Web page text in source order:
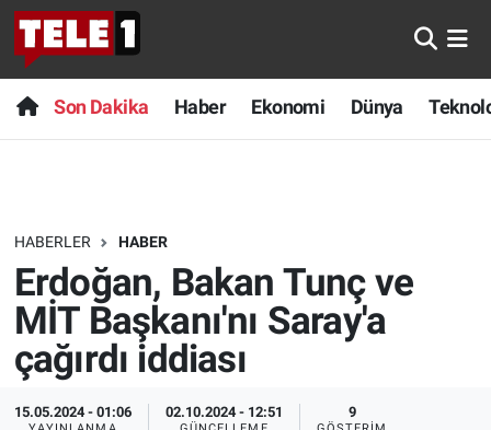
Son Dakika Haber Ekonomi Dünya
HABERLER HABER
Erdoğan, Bakan Tunç ve
MİT Başkanı'nı Saray'a
çağırdı iddiası
15.05.2024 - 01:06 02.10.2024 - 12:51 9
Anında Manşet
Başka Sohbetler
Bilim turu
Bilim ve Teknoloji Evreni
Doğa Konuşuyor
Dünya
Son Dakika
Haber
Dünya
Teknoloji
Sağlık
Spor
Nöbetçi Eczaneler
Hava Durumu
Trafik Durumu
Süper Lig Puan Durumu ve Fikstür
Tüm Manşetler
Son Dakika Haberleri